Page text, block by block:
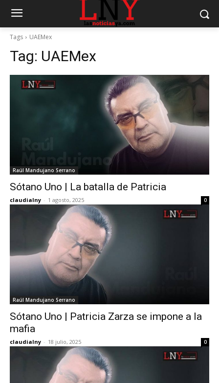
Tags UAEMex
Tag: UAEMex
Raúl Mandujano Serrano
Sótano Uno | La batalla de Patricia
claudialny - 1 agosto, 2025 0
Raúl Mandujano Serrano
Sótano Uno | Patricia Zarza se impone a la
mafia
claudialny - 18 julio, 2025 0